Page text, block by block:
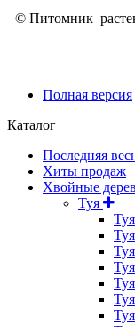
© Питомник
Полная версия
Каталог
Последняя
Хиты продаж
Хвойные
Туя